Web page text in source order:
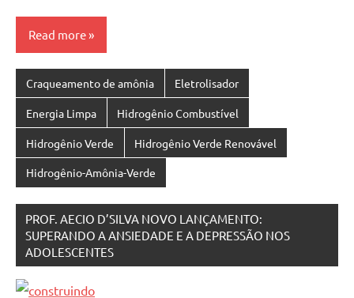
Read more
Craqueamento de amônia Eletrolisador
Energia Limpa Hidrogênio Combustível
Hidrogênio Verde Hidrogênio Verde Renovável
Hidrogênio-Amônia-Verde
PROF. AECIO D’SILVA NOVO LANÇAMENTO:
SUPERANDO A ANSIEDADE E A DEPRESSÃO NOS
ADOLESCENTES